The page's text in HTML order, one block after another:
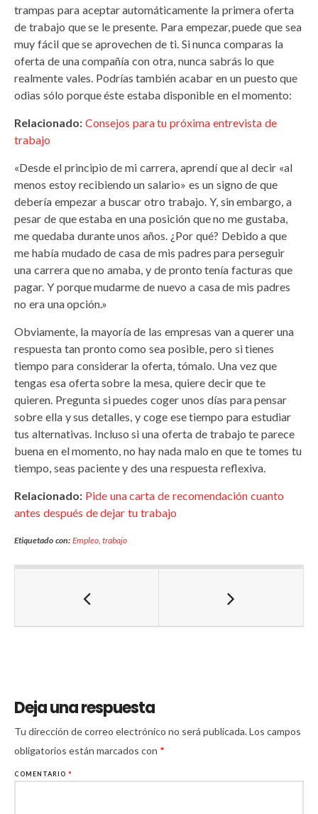
trampas para aceptar automáticamente la primera oferta
de trabajo que se le presente. Para empezar, puede que sea
muy fácil que se aprovechen de ti. Si nunca comparas la
oferta de una compañía con otra, nunca sabrás lo que
realmente vales. Podrías también acabar en un puesto que
odias sólo porque éste estaba disponible en el momento:
Relacionado: Consejos para tu próxima entrevista de
trabajo
«Desde el principio de mi carrera, aprendí que al decir «al
menos estoy recibiendo un salario» es un signo de que
debería empezar a buscar otro trabajo. Y, sin embargo, a
pesar de que estaba en una posición que no me gustaba,
me quedaba durante unos años. ¿Por qué? Debido a que
me había mudado de casa de mis padres para perseguir
una carrera que no amaba, y de pronto tenía facturas que
pagar. Y porque mudarme de nuevo a casa de mis padres
no era una opción.»
Obviamente, la mayoría de las empresas van a querer una
respuesta tan pronto como sea posible, pero si tienes
tiempo para considerar la oferta, tómalo. Una vez que
tengas esa oferta sobre la mesa, quiere decir que te
quieren. Pregunta si puedes coger unos días para pensar
sobre ella y sus detalles, y coge ese tiempo para estudiar
tus alternativas. Incluso si una oferta de trabajo te parece
buena en el momento, no hay nada malo en que te tomes tu
tiempo, seas paciente y des una respuesta reflexiva.
Relacionado: Pide una carta de recomendación cuanto
antes después de dejar tu trabajo
Etiquetado con: Empleo,trabajo
Deja una respuesta
Tu dirección de correo electrónico no será publicada.Los campos
obligatorios están marcados con *
COMENTARIO *